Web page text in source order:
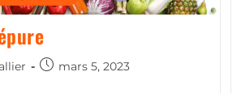
mars 5, 2023